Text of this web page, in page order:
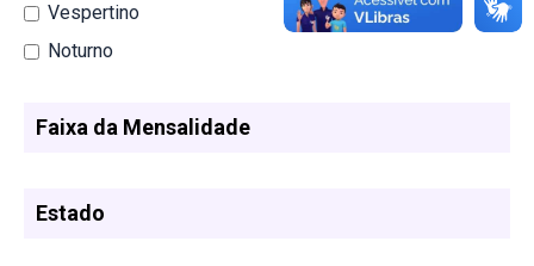
Vespertino
Noturno
Faixa da Mensalidade
Estado